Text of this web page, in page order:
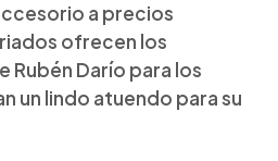
a precios
ofrecen los
Rubén Darío para los
un lindo atuendo para su